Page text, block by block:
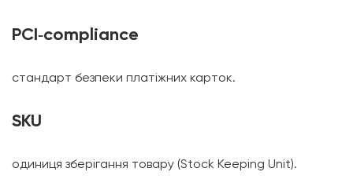
PCI‑compliance
стандарт безпеки платіжних карток.
SKU
одиниця зберігання товару (Stock Keeping Unit).